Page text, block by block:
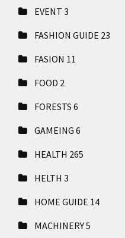
EVENT3
FASHION GUIDE 23
FASION 11
FOOD 2
FORESTS6
GAMEING6
HEALTH 265
HELTH3
HOME GUIDE 14
MACHINERY5